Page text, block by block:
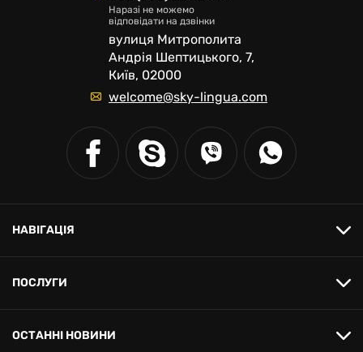
Наразі не можемо
відповідати на дзвінки
вулиця Митрополита
Андрія Шептицького, 7,
Київ, 02000
welcome@sky-lingua.com
НАВІГАЦІЯ
ПОСЛУГИ
ОСТАННІ НОВИНИ